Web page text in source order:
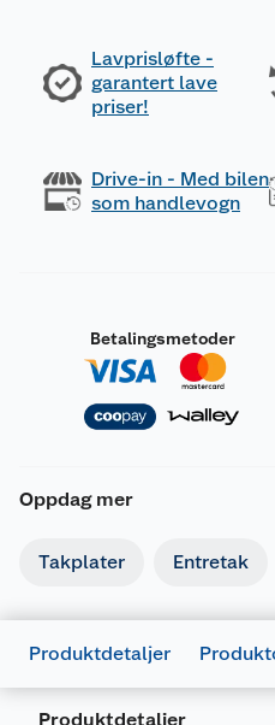
Lavprisløfte -
garantert lave
priser!
Drive-in - Med bilen
som handlevogn
Betalingsmetoder
Oppdag mer
Takplater Entretak
Produktdetaljer
Produktdetaljer
Artikkelnummer